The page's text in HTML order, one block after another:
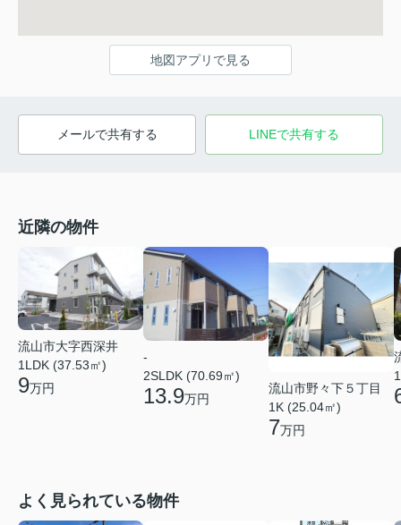
地図アプリで見る
メールで共有する LINEで共有する
近隣の物件
流山市大字西深井
1LDK (37.53㎡)
9万円
-
2SLDK (70.69㎡)
13.9万円
流山市野々下５丁目
1K (25.04㎡)
7万円
よく見られている物件